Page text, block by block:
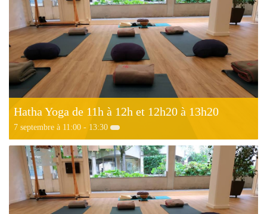
Hatha Yoga de 11h à 12h et 12h20 à 13h20
7 septembre à 11:00 - 13:30